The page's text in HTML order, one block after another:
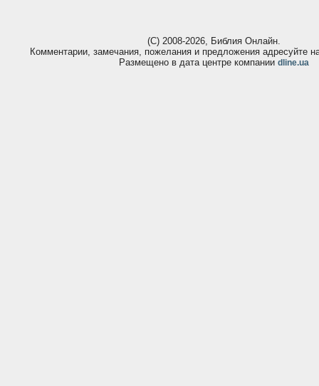
(С) 2008-2026, Библия Онлайн.
Комментарии, замечания, пожелания и предложения адресуйте
Размещено в дата центре компании dline.ua